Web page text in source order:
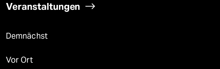
Veranstaltungen
Demnächst
Vor Ort